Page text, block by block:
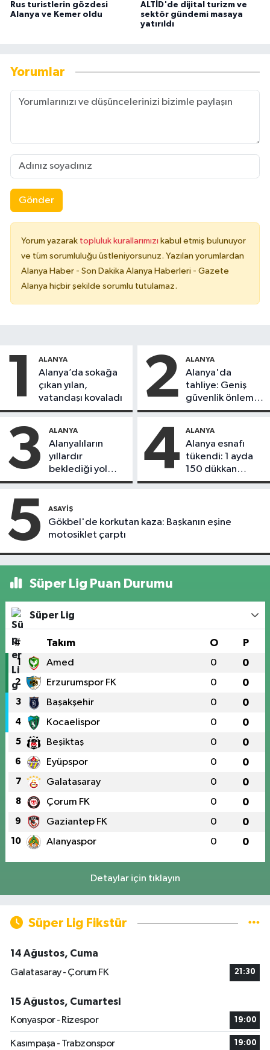
Rus turistlerin gözdesi
Alanya ve Kemer oldu
ALTİD'de dijital turizm ve
sektör gündemi masaya
yatırıldı
Yorumlar
Gönder
Yorum yazarak topluluk kurallarımızı kabul etmiş bulunuyor
ve tüm sorumluluğu üstleniyorsunuz. Yazılan yorumlardan
Alanya Haber - Son Dakika Alanya Haberleri - Gazete
Alanya hiçbir şekilde sorumlu tutulamaz.
1 ALANYA
Alanya’da sokağa
çıkan yılan,
vatandaşı kovaladı
2 ALANYA
Alanya'da
tahliye: Geniş
güvenlik önlemi
alındı
3 ALANYA
Alanyalıların
yıllardır
beklediği yol
askıdan döndü
4 ALANYA
Alanya esnafı
tükendi: 1 ayda
150 dükkan
kapandı
5 ASAYIŞ
Gökbel'de korkutan kaza: Başkanın eşine
motosiklet çarptı
Süper Lig Puan Durumu
Süper Lig
# Takım O P
1 Amed 0 0
2 Erzurumspor FK 0 0
3 Başakşehir 0 0
4 Kocaelispor 0 0
5 Beşiktaş 0 0
6 Eyüpspor 0 0
7 Galatasaray 0 0
8 Çorum FK 0 0
9 Gaziantep FK 0 0
10 Alanyaspor 0 0
Detaylar için tıklayın
Süper Lig Fikstür
14 Ağustos, Cuma
Galatasaray - Çorum FK
21:30
15 Ağustos, Cumartesi
Konyaspor - Rizespor
19:00
Kasımpaşa - Trabzonspor 19:00